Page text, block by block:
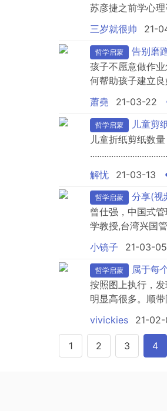
苏彦捷之前学心
分。书是扫描的
下载前请确认链
三岁就很帅 21-
哲学启蒙
告别磨
孩子不愿意做作
何帮助孩子建立
子学习作业问题
方法的宝典大全
生暴风骤雨的家庭
蕭堯 21-03-22
哲学启蒙
儿童剪
儿童折纸剪纸数
解忧
21-03-13
哲学启蒙
分享(视
曾仕强，中国式
学教授,台湾兴国
曾仕强教授的大
表达水平的影响
少数可称为大师级
小镜子 21-03-05
哲学启蒙
属于每
按照图上执行，
明显高很多。顺
新的思考哦。反
vivickies 21-
1 2 3 4